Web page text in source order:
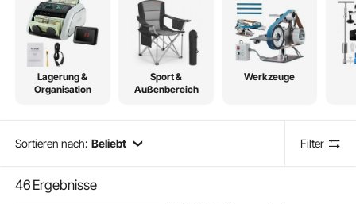
Lagerung &
Organisation
Sport &
Außenbereich
Werkzeuge
Sortieren nach: Beliebt Filter
46 Ergebnisse